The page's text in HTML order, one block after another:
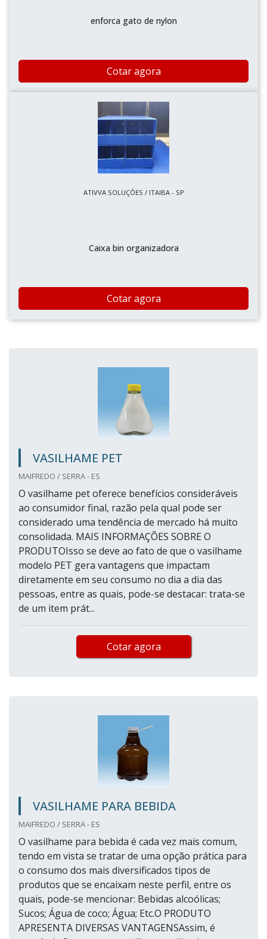
enforca gato de nylon
Cotar agora
ATIVVA SOLUÇÕES / ITAIBA - SP
Caixa bin organizadora
Cotar agora
VASILHAME PET
MAIFREDO / SERRA - ES
O vasilhame pet oferece benefícios consideráveis
ao consumidor final, razão pela qual pode ser
considerado uma tendência de mercado há muito
consolidada. MAIS INFORMAÇÕES SOBRE O
PRODUTOIsso se deve ao fato de que o vasilhame
modelo PET gera vantagens que impactam
diretamente em seu consumo no dia a dia das
pessoas, entre as quais, pode-se destacar: trata-se
de um item prát...
Cotar agora
VASILHAME PARA BEBIDA
MAIFREDO / SERRA - ES
O vasilhame para bebida é cada vez mais comum,
tendo em vista se tratar de uma opção prática para
o consumo dos mais diversificados tipos de
produtos que se encaixam neste perfil, entre os
quais, pode-se mencionar: Bebidas alcoólicas;
Sucos; Água de coco; Água; Etc.O PRODUTO
APRESENTA DIVERSAS VANTAGENSAssim, é